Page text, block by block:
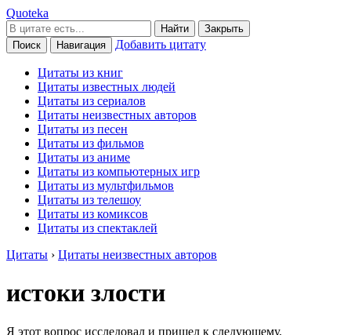
Quoteka
Найти
Закрыть
Поиск
Навигация Добавить цитату
Цитаты из книг
Цитаты известных людей
Цитаты из сериалов
Цитаты неизвестных авторов
Цитаты из песен
Цитаты из фильмов
Цитаты из аниме
Цитаты из компьютерных игр
Цитаты из мультфильмов
Цитаты из телешоу
Цитаты из комиксов
Цитаты из спектаклей
Цитаты › Цитаты неизвестных авторов
истоки злости
Я этот вопрос исследовал и пришел к следующему.